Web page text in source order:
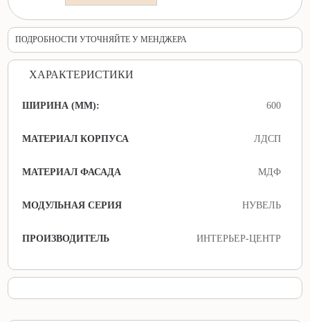
ПОДРОБНОСТИ УТОЧНЯЙТЕ У МЕНДЖЕРА
ХАРАКТЕРИСТИКИ
ШИРИНА (ММ): 600
МАТЕРИАЛ КОРПУСА ЛДСП
МАТЕРИАЛ ФАСАДА МДФ
МОДУЛЬНАЯ СЕРИЯ НУВЕЛЬ
ПРОИЗВОДИТЕЛЬ ИНТЕРЬЕР-ЦЕНТР